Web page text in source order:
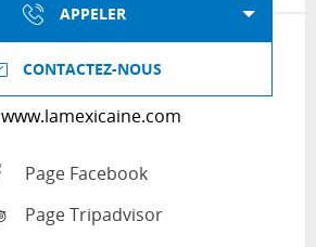
APPELER
CONTACTEZ-NOUS
www.lamexicaine.com
Page Facebook
Page Tripadvisor